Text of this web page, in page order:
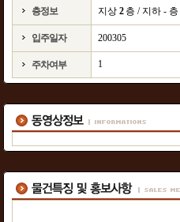
층정보 지상 2층 / 지하 - 층
입주일자 200305
주차여부 1